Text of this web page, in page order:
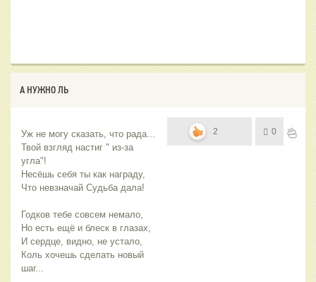
А НУЖНО ЛЬ
Уж не могу сказать, что рада...
Твой взгляд настиг " из-за
угла"!
Несёшь себя ты как награду,
Что невзначай Судьба дала!
Годков тебе совсем немало,
Но есть ещё и блеск в глазах,
И сердце, видно, не устало,
Коль хочешь сделать новый
шаг...
2 0